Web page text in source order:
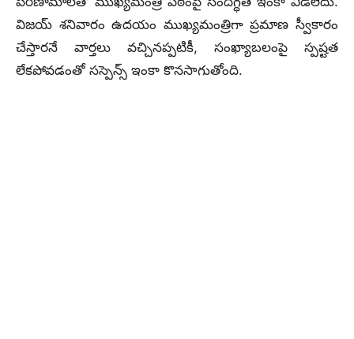
విజయ్‌ శనివారం ఉదయం ముఖ్యమంత్రిగా ప్రమాణ స్వీకారం
చేస్తారనే వార్తలు వచ్చినప్పటికీ, సంఖ్యాబలంపై స్పష్టత
లేకపోవడంతో సస్పెన్స్ ఇంకా కొనసాగుతోంది.